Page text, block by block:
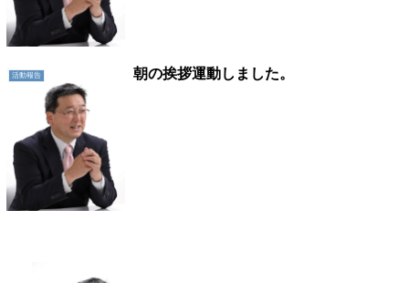
活動報告 朝の挨拶運動しました。